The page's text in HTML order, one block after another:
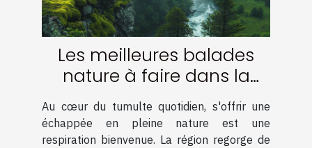
Les meilleures balades
nature à faire dans la
région
Au cœur du tumulte quotidien, s'offrir une
échappée en pleine nature est une
respiration bienvenue. La région regorge de